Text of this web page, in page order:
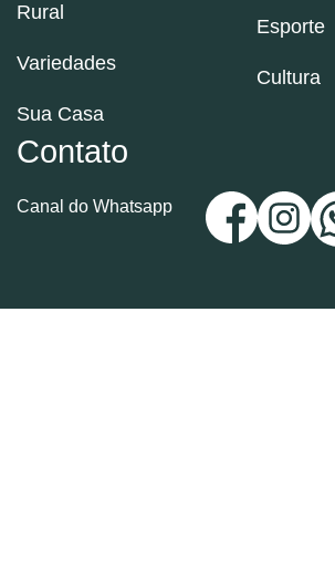
Rural
Variedades
Sua Casa
Esporte
Cultura
Contato
Canal do Whatsapp